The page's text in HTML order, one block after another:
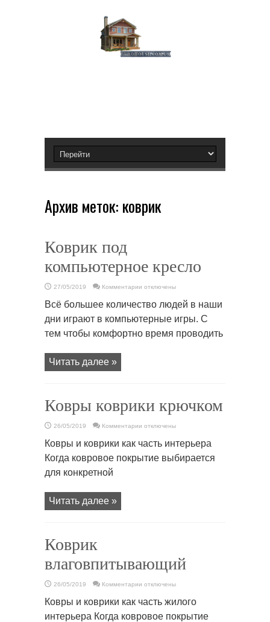
Архив меток: коврик
Коврик под
компьютерное кресло
27/05/2019 Комментарии
под
кресло
отключены
Всё большее количество людей в наши
дни играют в компьютерные игры. С
тем чтобы комфортно время проводить
Читать далее »
Ковры коврики крючком
26/05/2019 Комментарии
коврики
отключены
Ковры и коврики как часть интерьера
Когда ковровое покрытие выбирается
для конкретной
Читать далее »
Коврик
влаговпитывающий
26/05/2019 Комментарии
влаговпитывающий
отключены
Ковры и коврики как часть жилого
интерьера Когда ковровое покрытие